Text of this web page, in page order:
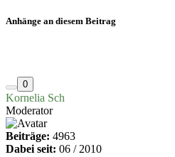
Anhänge an diesem Beitrag
0
Kornelia Sch
Moderator
Beiträge: 4963
Dabei seit: 06 / 2010